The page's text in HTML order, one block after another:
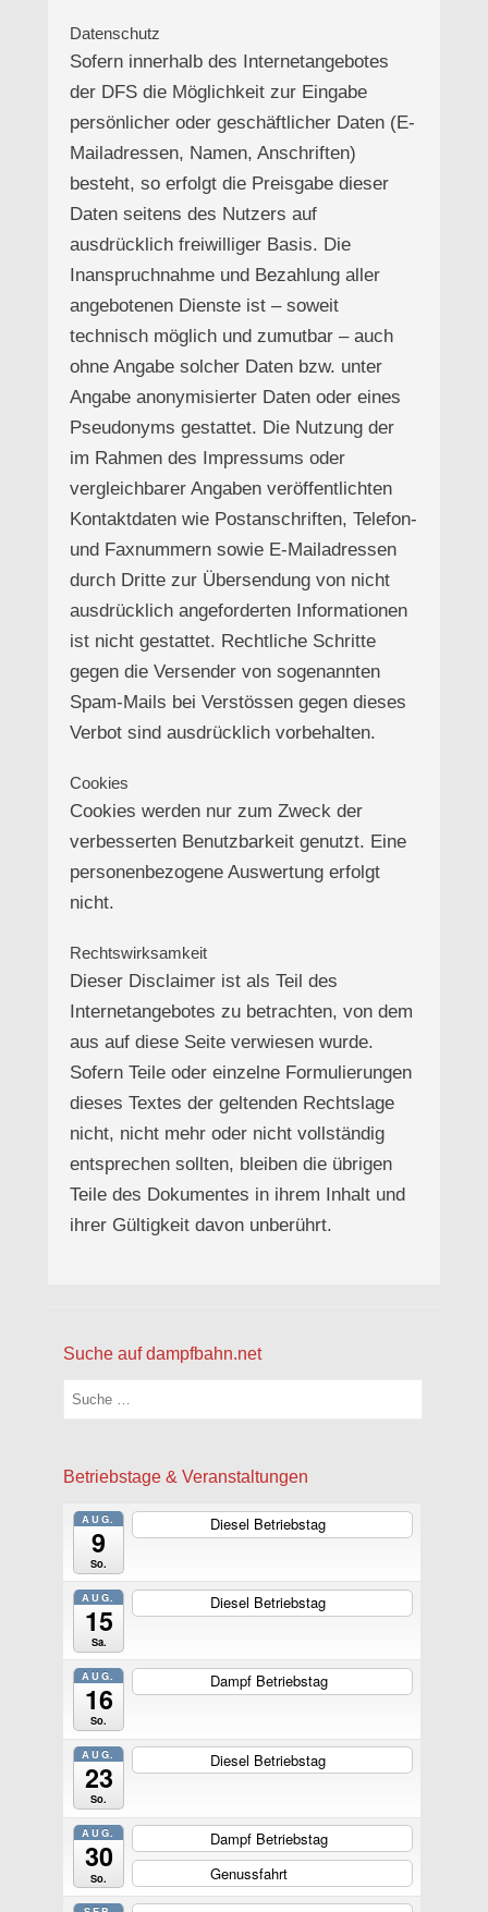
Datenschutz
Sofern innerhalb des Internetangebotes
der DFS die Möglichkeit zur Eingabe
persönlicher oder geschäftlicher Daten (E-
Mailadressen, Namen, Anschriften)
besteht, so erfolgt die Preisgabe dieser
Daten seitens des Nutzers auf
ausdrücklich freiwilliger Basis. Die
Inanspruchnahme und Bezahlung aller
angebotenen Dienste ist – soweit
technisch möglich und zumutbar – auch
ohne Angabe solcher Daten bzw. unter
Angabe anonymisierter Daten oder eines
Pseudonyms gestattet. Die Nutzung der
im Rahmen des Impressums oder
vergleichbarer Angaben veröffentlichten
Kontaktdaten wie Postanschriften, Telefon-
und Faxnummern sowie E-Mailadressen
durch Dritte zur Übersendung von nicht
ausdrücklich angeforderten Informationen
ist nicht gestattet. Rechtliche Schritte
gegen die Versender von sogenannten
Spam-Mails bei Verstössen gegen dieses
Verbot sind ausdrücklich vorbehalten.
Cookies
Cookies werden nur zum Zweck der
verbesserten Benutzbarkeit genutzt. Eine
personenbezogene Auswertung erfolgt
nicht.
Rechtswirksamkeit
Dieser Disclaimer ist als Teil des
Internetangebotes zu betrachten, von dem
aus auf diese Seite verwiesen wurde.
Sofern Teile oder einzelne Formulierungen
dieses Textes der geltenden Rechtslage
nicht, nicht mehr oder nicht vollständig
entsprechen sollten, bleiben die übrigen
Teile des Dokumentes in ihrem Inhalt und
ihrer Gültigkeit davon unberührt.
Suche auf dampfbahn.net
Suchen
Betriebstage & Veranstaltungen
AUG.
9
So.
Diesel Betriebstag
AUG.
15
Sa.
Diesel Betriebstag
AUG.
16
So.
Dampf Betriebstag
AUG.
23
So.
Diesel Betriebstag
AUG.
30
So.
Dampf Betriebstag
Genussfahrt